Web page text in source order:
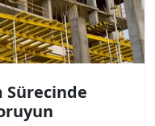
Sürecinde